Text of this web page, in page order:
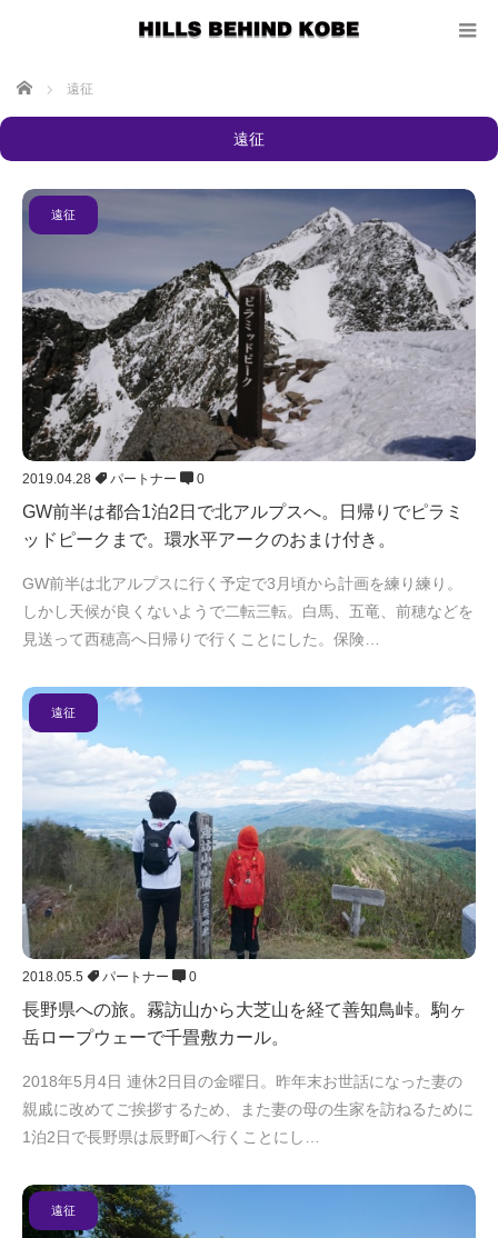
ホーム 遠征
遠征
遠征
2019.04.28 パートナー 0
GW前半は都合1泊2日で北アルプスへ。日帰りでピラミ
ッドピークまで。環水平アークのおまけ付き。
GW前半は北アルプスに行く予定で3月頃から計画を練り練り。
しかし天候が良くないようで二転三転。白馬、五竜、前穂などを
見送って西穂高へ日帰りで行くことにした。保険…
遠征
2018.05.5 パートナー 0
長野県への旅。霧訪山から大芝山を経て善知鳥峠。駒ヶ
岳ロープウェーで千畳敷カール。
2018年5月4日 連休2日目の金曜日。昨年末お世話になった妻の
親戚に改めてご挨拶するため、また妻の母の生家を訪ねるために
1泊2日で長野県は辰野町へ行くことにし…
遠征